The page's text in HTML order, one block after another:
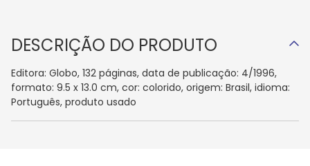
DESCRIÇÃO DO PRODUTO
Editora: Globo, 132 páginas, data de publicação: 4/1996,
formato: 9.5 x 13.0 cm, cor: colorido, origem: Brasil, idioma:
Português, produto usado